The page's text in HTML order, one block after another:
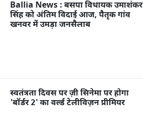
Ballia News : बसपा विधायक उमाशंकर
सिंह को अंतिम विदाई आज, पैतृक गांव
खनवर में उमड़ा जनसैलाब
स्वतंत्रता दिवस पर ज़ी सिनेमा पर होगा
'बॉर्डर 2' का वर्ल्ड टेलीविज़न प्रीमियर